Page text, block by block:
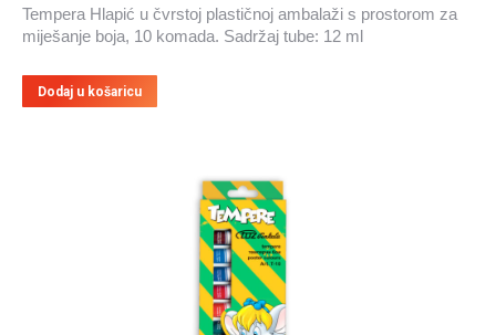
Tempera Hlapić u čvrstoj plastičnoj ambalaži s prostorom za
miješanje boja, 10 komada. Sadržaj tube: 12 ml
Dodaj u košaricu